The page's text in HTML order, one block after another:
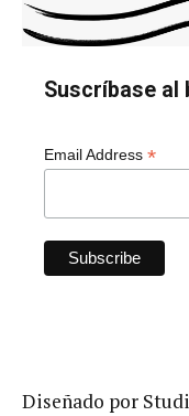
Suscríbase al
Email Address *
Diseñado por